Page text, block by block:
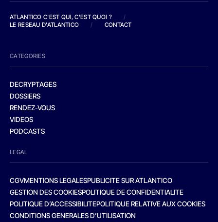
ATLANTICO C'EST QUI, C'EST QUOI ?
/
LE RESEAU D'ATLANTICO
/ CONTACT
CATEGORIES
DECRYPTAGES
DOSSIERS
RENDEZ-VOUS
VIDEOS
PODCASTS
LEGAL
CGVMENTIONS LEGALESPUBLICITE SUR ATLANTICO
GESTION DES COOKIESPOLITIQUE DE CONFIDENTIALITE
POLITIQUE D’ACCESSIBILITEPOLITIQUE RELATIVE AUX COOKIES
CONDITIONS GENERALES D’UTILISATION